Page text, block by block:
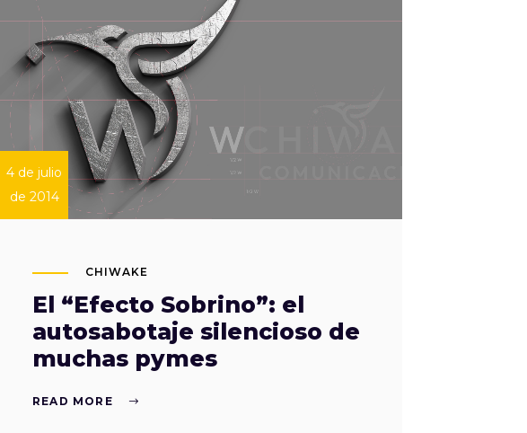
4 de julio
de 2014
CHIWAKE
El “Efecto Sobrino”: el
autosabotaje silencioso de
muchas pymes
READ MORE